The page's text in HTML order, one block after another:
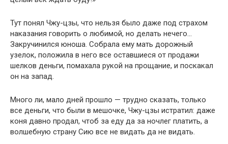
Тут понял Чжу-цзы, что нельзя было даже под страхом
наказания говорить о любимой, но делать нечего…
Закручинился юноша. Собрала ему мать дорожный
узелок, положила в него все оставшиеся от продажи
шелков деньги, помахала рукой на прощание, и поскакал
он на запад.
Много ли, мало дней прошло — трудно сказать, только
все деньги, что были в мешочке, Чжу-цзы истратил: даже
коня давно продал, чтоб за еду да за ночлег платить, а
волшебную страну Сию все не видать да не видать.